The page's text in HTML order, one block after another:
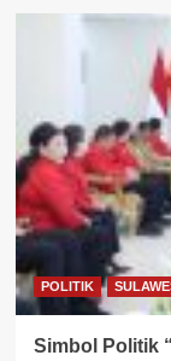
POLITIK
Simbol Politik